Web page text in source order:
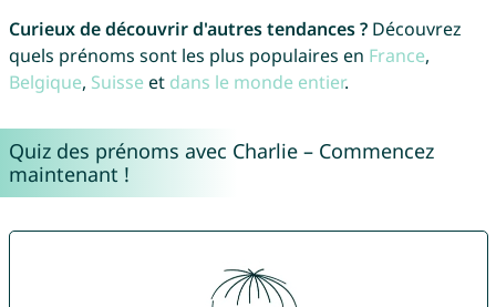
Curieux de découvrir d'autres tendances ?Découvrez
quels prénoms sont les plus populaires en France,
Belgique, Suisse et dans le monde entier.
Quiz des prénoms avec Charlie – Commencez
maintenant !